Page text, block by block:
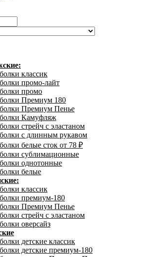
классик
промо-лайт
промо
Премиум 180
Премиум Пенье
Камуфляж
стрейч с эластаном
с длинным рукавом
белые сток от 78 ₽
сублимационные
однотонные
белые
классик
премиум-180
Премиум Пенье
стрейч с эластаном
оверсайз
детские классик
детские премиум-180